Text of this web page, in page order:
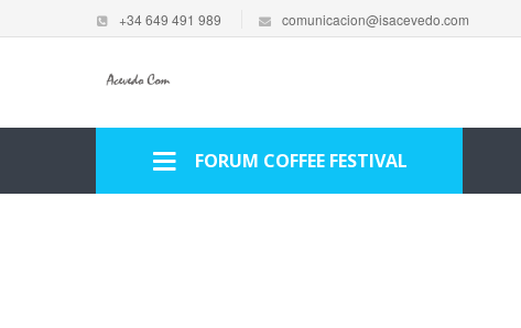
+34 649 491 989 comunicacion@isacevedo.com
FORUM COFFEE FESTIVAL